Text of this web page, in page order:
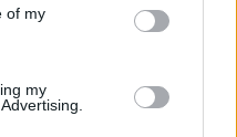
of my
my